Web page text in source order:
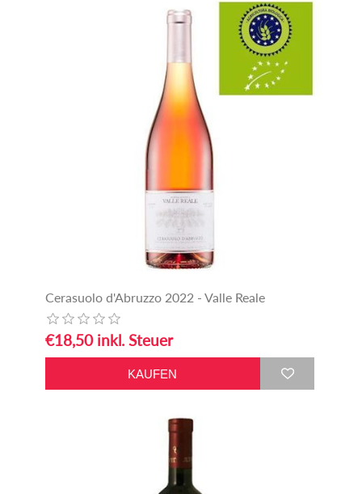
Cerasuolo d'Abruzzo 2022 - Valle Reale
€18,50 inkl. Steuer